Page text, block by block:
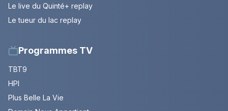
Le live du Quinté+ replay
Le tueur du lac replay
Programmes TV
TBT9
HPI
Plus Belle La Vie